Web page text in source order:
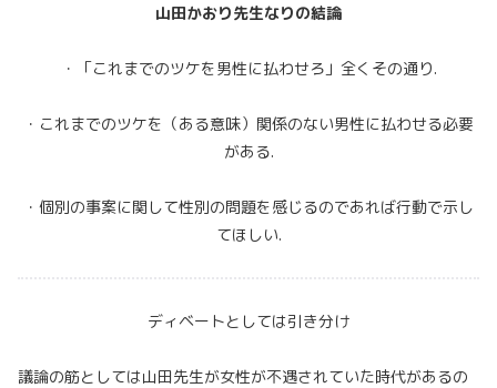
山田かおり先生なりの結論
・「これまでのツケを男性に払わせろ」全くその通り.
・これまでのツケを（ある意味）関係のない男性に払わせる必要
がある.
・個別の事案に関して性別の問題を感じるのであれば行動で示し
てほしい.
ディベートとしては引き分け
議論の筋としては山田先生が女性が不遇されていた時代があるの